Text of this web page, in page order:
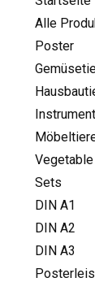
Alle
Poster
Sets
DIN A1
DIN A2
DIN A3